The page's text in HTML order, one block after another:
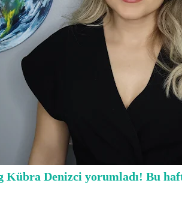
Kübra Denizci yorumladı! Bu